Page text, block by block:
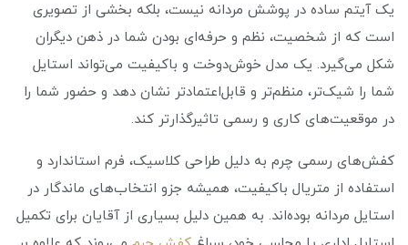
یک آیتم ساده در پوشش مردانه نیست، بلکه بخشی از تصویری
است که از شخصیت، نظم و حرفه‌ای بودن شما در ذهن دیگران
شکل می‌گیرد. یک مدل خوش‌دوخت و باکیفیت می‌تواند استایل
شما را شیک‌تر، منظم‌تر و قابل‌اعتمادتر نشان دهد و حضور شما را
در موقعیت‌های کاری و رسمی تاثیرگذارتر کند.
کفش‌های رسمی چرم به دلیل طراحی کلاسیک، فرم استاندارد و
استفاده از متریال باکیفیت، همیشه جزو انتخاب‌های ماندگار در
استایل مردانه بوده‌اند. به همین دلیل بسیاری از آقایان برای تکمیل